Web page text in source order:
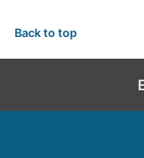
Back to top